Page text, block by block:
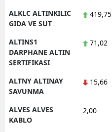
ALKLC ALTINKILIC
GIDA VE SUT
419,75
ALTINS1
DARPHANE ALTIN
SERTIFIKASI
71,02
ALTNY ALTINAY
SAVUNMA
15,66
ALVES ALVES
KABLO
2,00